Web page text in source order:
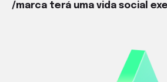
/marca terá uma vida social